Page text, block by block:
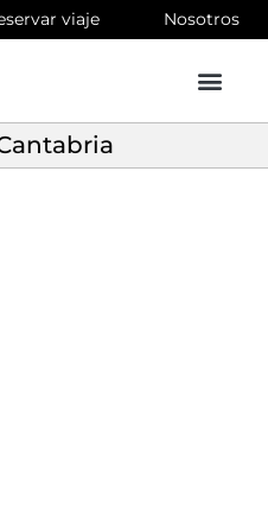
viaje Nosotros